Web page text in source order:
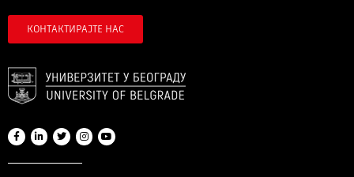
КОНТАКТИРАЈТЕ НАС